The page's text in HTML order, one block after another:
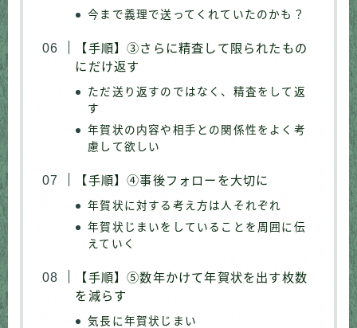
今まで義理で送ってくれていたのかも？
【手順】③さらに精査して限られたもの
にだけ返す
ただ送り返すのではなく、精査をして返
す
年賀状の内容や相手との関係性をよく考
慮して欲しい
【手順】④事後フォローを大切に
年賀状に対する考え方は人それぞれ
年賀状じまいをしていることを周囲に伝
えていく
【手順】⑤数年かけて年賀状を出す枚数
を減らす
気長に年賀状じまい